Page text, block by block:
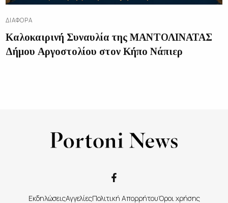
ΔΙΑΦΟΡΑ
Καλοκαιρινή Συναυλία της ΜΑΝΤΟΛΙΝΑΤΑΣ
Δήμου Αργοστολίου στον Κήπο Νάπιερ
ΕκδηλώσειςΑγγελίεςΠολιτική ΑπορρήτουΌροι χρήσης